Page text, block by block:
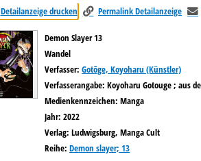
Detailanzeige drucken Permalink Detailanzeige
Demon Slayer 13
Wandel
Verfasser: Suche nach diesem Verfasser
Gotōge, Koyoharu (Künstler)
Verfasserangabe: Koyoharu Gotouge ; aus
Medienkennzeichen: Manga
Jahr: 2022
Verlag: Ludwigsburg, Manga Cult
Reihe: Demon slayer; 13